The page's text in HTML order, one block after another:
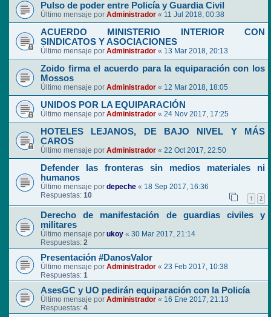
Pulso de poder entre Policía y Guardia Civil
Último mensaje por Administrador « 11 Jul 2018, 00:38
ACUERDO MINISTERIO INTERIOR CON
SINDICATOS Y ASOCIACIONES
Último mensaje por Administrador « 13 Mar 2018, 20:13
Zoido firma el acuerdo para la equiparación con los
Mossos
Último mensaje por Administrador « 12 Mar 2018, 18:05
UNIDOS POR LA EQUIPARACIÓN
Último mensaje por Administrador « 24 Nov 2017, 17:25
HOTELES LEJANOS, DE BAJO NIVEL Y MÁS
CAROS
Último mensaje por Administrador « 22 Oct 2017, 22:50
Defender las fronteras sin medios materiales ni
humanos
Último mensaje por depeche « 18 Sep 2017, 16:36
Respuestas: 10 1 2
Derecho de manifestación de guardias civiles y
militares
Último mensaje por ukoy « 30 Mar 2017, 21:14
Respuestas: 2
Presentación #DanosValor
Último mensaje por Administrador « 23 Feb 2017, 10:38
Respuestas: 1
AsesGC y UO pedirán equiparación con la Policía
Último mensaje por Administrador « 16 Ene 2017, 21:13
Respuestas: 4